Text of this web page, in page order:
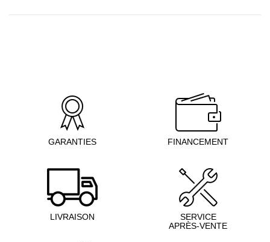
GARANTIES FINANCEMENT
LIVRAISON
SERVICE
APRÈS-VENTE